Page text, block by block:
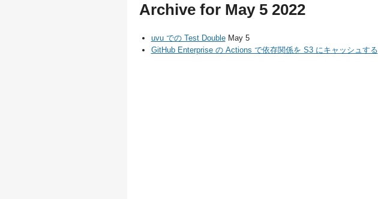
Archive for May 5 2022
uvu での Test Double May 5
GitHub Enterprise の Actions で依存関係を S3 にキャッシュする